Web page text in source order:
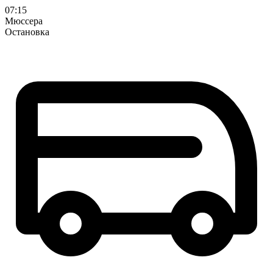
07:15
Мюссера
Остановка